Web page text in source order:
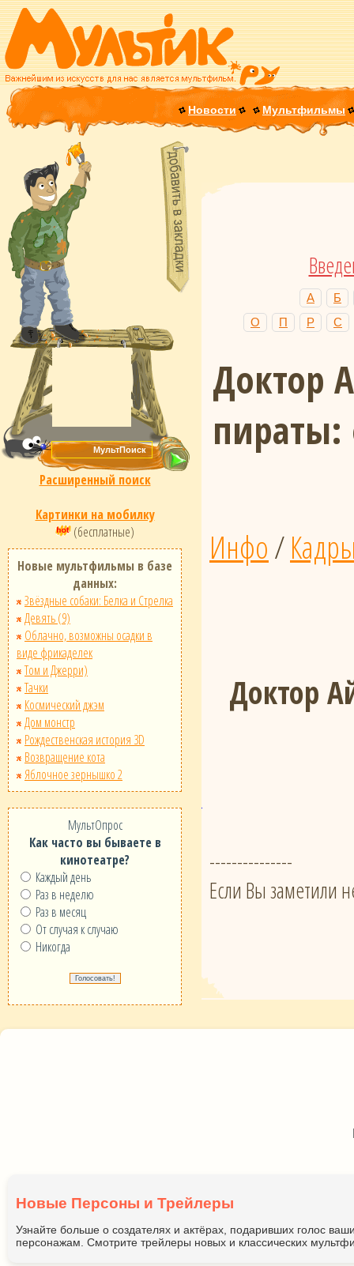
Новости Мультфильмы
Расширенный поиск
Картинки на мобилку
(бесплатные)
Новые мультфильмы в базе
данных:
Звёздные собаки: Белка и Стрелка
Девять (9)
Облачно, возможны осадки в
виде фрикаделек
Том и Джерри)
Тачки
Космический джэм
Дом монстр
Рождественская история 3D
Возвращение кота
Яблочное зернышко 2
МультОпрос
Как часто вы бываете в
кинотеатре?
Каждый день
Раз в неделю
Раз в месяц
От случая к случаю
Никогда
А
Б
О
П Р С
Доктор
Инфо/
Доктор
---------------
Если Вы заметили
Новые Персоны и Трейлеры
Узнайте больше о создателях и актёрах, подаривших голос
персонажам. Смотрите трейлеры новых и классических